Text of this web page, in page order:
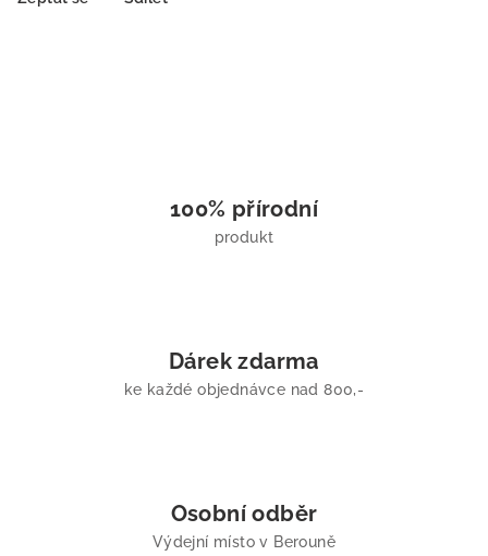
100% přírodní
produkt
Dárek zdarma
ke každé objednávce nad 800,-
Osobní odběr
Výdejní místo v Berouně